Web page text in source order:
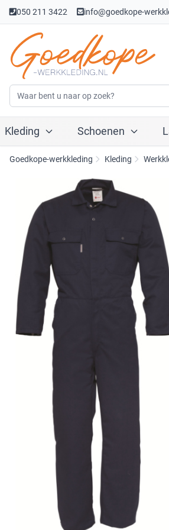
050 211 3422 info@goedkope-
Kleding Schoenen
Goedkope-werkkleding Kleding